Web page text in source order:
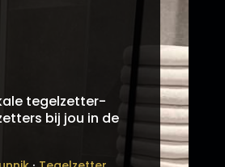
tegelzetter-
bij jou in de